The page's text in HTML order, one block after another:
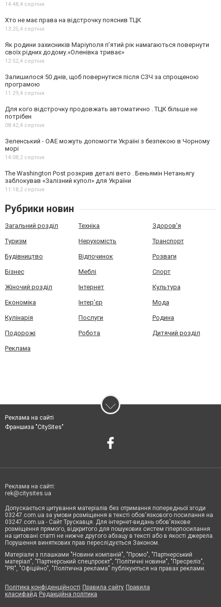
14:48,4 серпня
Хто не має права на відстрочку пояснив ТЦК
13:25,4 серпня
Як родини захисників Маріуполя пʼятий рік намагаються повернути
своїх рідних додому.«Оленівка триває»
12:52,4 серпня
Залишилося 50 днів, щоб повернутися після СЗЧ за спрощеною
програмою
11:29,4 серпня
Для кого відстрочку продовжать автоматично . ТЦК більше не
потрібен
08:42,4 серпня
Зеленський - ОАЕ можуть допомогти Україні з безпекою в Чорному
морі
14:08,2 серпня
The Washington Post розкрив деталі вето . Беньямін Нетаньягу
заблокував «Залізний купол» для України
11:18,2 серпня
Рубрики новин
Загальний розділ Техніка Здоров'я
Туризм Нерухомість Транспорт
Будівництво Відпочинок Розваги
Бізнес Меблі Спорт
Жіночий розділ Інтернет Культура
Економіка Інтер'єр Мода
Кулінарія Послуги Родина
Подорожі Робота Дитячий розділ
Реклама
Реклама на сайті
Франшиза "CitySites"
Реклама на сайті:
rek@citysites.ua
Допускається цитування матеріалів без отримання попередньої згоди
03247.com.ua за умови розміщення в тексті обов'язкового посилання на
03247.com.ua - Сайт Трускавця. Для інтернет-видань обов'язкове
розміщення прямого, відкритого для пошукових систем гіперпосилання
на цитовані статті не нижче другого абзацу в тексті або в якості джерела.
Порушення виняткових прав переслідується Законом.
Матеріали з плашками "Новини компаній", "Промо", "Партнерський
матеріал", "Партнерський спецпроєкт", "Політичні новини", "Пресреліз",
"PR", "Офіційно", "Політична реклама" публікуються на правах реклами.
Політика конфіденційності Правила сайту Правила
класифайд Редакційна політика